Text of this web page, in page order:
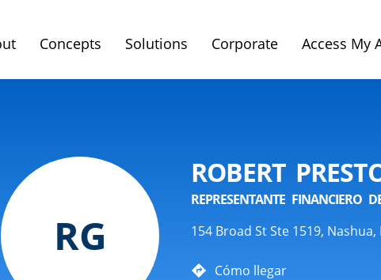
Concepts Solutions Corporate Access My
RG
ROBERT
REPRESENTANTE FINANCIERO
154 Broad St Ste 1519, Nashua,
Cómo llegar